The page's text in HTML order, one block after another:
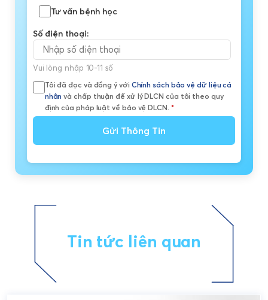
Tư vấn bệnh học
Số điện thoại:
Vui lòng nhập 10-11 số
Tôi đã đọc và đồng ý với Chính sách bảo vệ dữ liệu cá
nhân và chấp thuận để xử lý DLCN của tôi theo quy
định của pháp luật về bảo vệ DLCN. *
Gửi Thông Tin
Tin tức liên quan